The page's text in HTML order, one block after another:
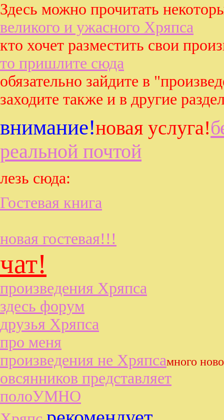
Здесь можно прочитать
великого и ужасного Хряпса
кто хочет разместить свои
то пришлите сюда
обязательно зайдите в
заходите также и в другие
внимание!новая услуга!
реальной почтой
лезь сюда:
Гостевая книга
новая гостевая!!!
чат!
произведения Хряпса
здесь форум
друзья Хряпса
про меня
произведения не Хряпсамного
овсянников представляет
полоУМНО